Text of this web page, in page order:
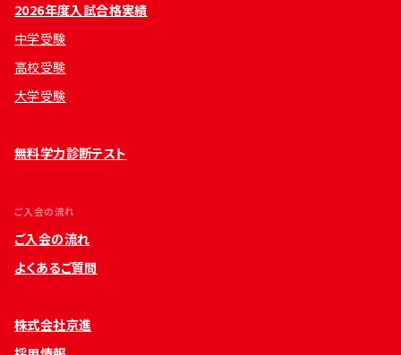
2026年度入試合格実績
中学受験
高校受験
大学受験
無料学力診断テスト
ご入会の流れ
ご入会の流れ
よくあるご質問
株式会社京進